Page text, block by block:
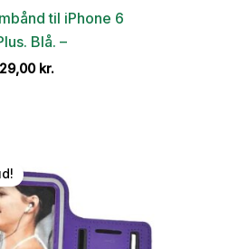
til iPhone 6
Blå. –
Den
29,00 kr.Den